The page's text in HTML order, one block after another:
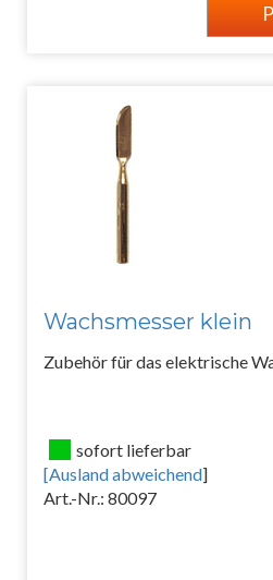
Wachsmesser klein
Zubehör für das elektrische
sofort lieferbar
[Ausland abweichend]
Art.-Nr.: 80097